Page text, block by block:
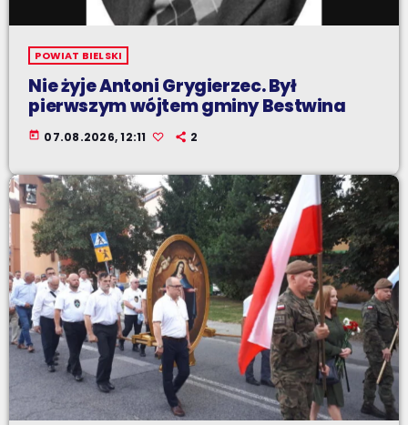
POWIAT BIELSKI
Nie żyje Antoni Grygierzec. Był
pierwszym wójtem gminy Bestwina
today 07.08.2026, 12:11 2